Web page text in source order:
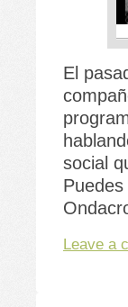
El
social
Leave a